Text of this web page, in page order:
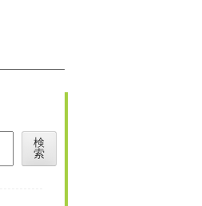
検
索